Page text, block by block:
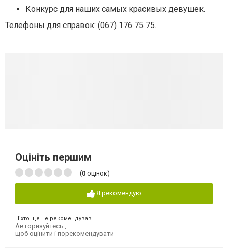
Конкурс для наших самых красивых девушек.
Телефоны для справок: (067) 176 75 75.
Оцініть першим
(0 оцінок)
Я рекомендую
Ніхто ще не рекомендував
Авторизуйтесь
щоб оцінити і порекомендувати